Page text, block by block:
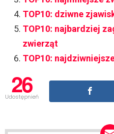
TOP10: dziwne
TOP10: najbardziej
zwierząt
TOP10:
26
Udostępnień